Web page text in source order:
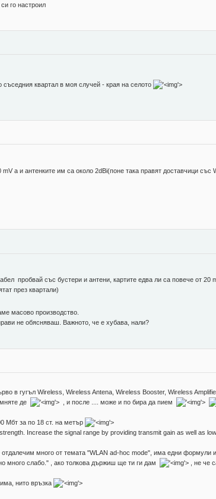
го настроил
квартал в моя случей - края на селото
'>
а и антенките им са около 2dBi(поне така правят доставчици
пробвай със бустери и антени, картите едва ли са повече от 20
през квартали)
масово производство.
не обясняваш. Важното, че е хубава, нали?
в гугъл Wireless, Wireless Antena, Wireless Booster, Wireless
де
'> , и после .... може и по бира да пием '>
Мбт за по 18 ст. на метър
'>
Increase the signal range by providing transmit gain as well as
отдалечим много от темата "WLAN ad-hoc mode", има едни
много слабо." , ако толкова държиш ще ти ги дам
'> , не че
нито връзка '>